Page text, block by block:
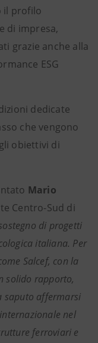
il profilo
di impresa,
grazie anche alla
ESG
dedicate
che vengono
obiettivi di
Mario
Centro-Sud di
di progetti
italiana. Per
Salcef, con la
solido rapporto,
saputo affermarsi
nel
ferroviari e